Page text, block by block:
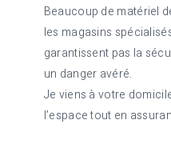
Beaucoup de matériel
les magasins
garantissent pas la
un danger avéré.
Je viens à votre
l’espace tout en